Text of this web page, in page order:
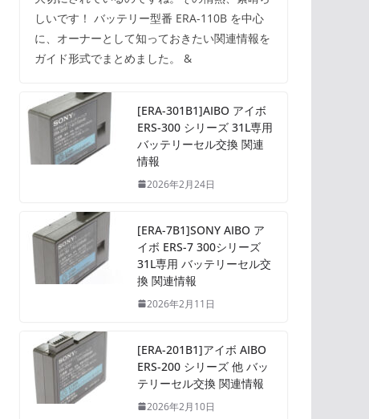
しいです！ バッテリー型番 ERA-110B を中心
に、オーナーとして知っておきたい関連情報を
ガイド形式でまとめました。 &
[ERA-301B1]AIBO アイボ
ERS-300 シリーズ 31L専用
バッテリーセル交換 関連
情報
2026年2月24日
[ERA-7B1]SONY AIBO ア
イボ ERS-7 300シリーズ
31L専用 バッテリーセル交
換 関連情報
2026年2月11日
[ERA-201B1]アイボ AIBO
ERS-200 シリーズ 他 バッ
テリーセル交換 関連情報
2026年2月10日